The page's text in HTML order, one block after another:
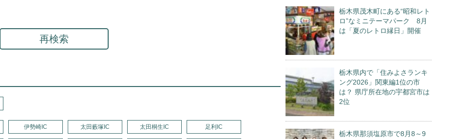
再検索
伊勢崎IC 太田藪塚IC 太田桐生IC 足利IC
栃木県茂木町にある“昭和レト
ロ”なミニテーマパーク 8月
は「夏のレトロ縁日」開催
栃木県内で「住みよさランキ
ング2026」関東編1位の市
は？ 県庁所在地の宇都宮市は
2位
栃木県那須塩原市で8月8～9